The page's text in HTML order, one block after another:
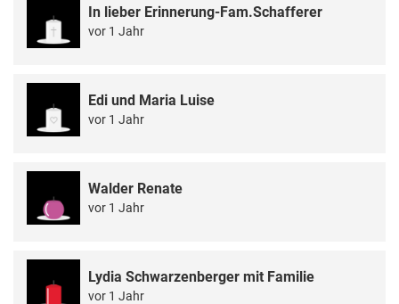
In lieber Erinnerung-Fam.Schafferer
vor 1 Jahr
Edi und Maria Luise
vor 1 Jahr
Walder Renate
vor 1 Jahr
Lydia Schwarzenberger mit Familie
vor 1 Jahr